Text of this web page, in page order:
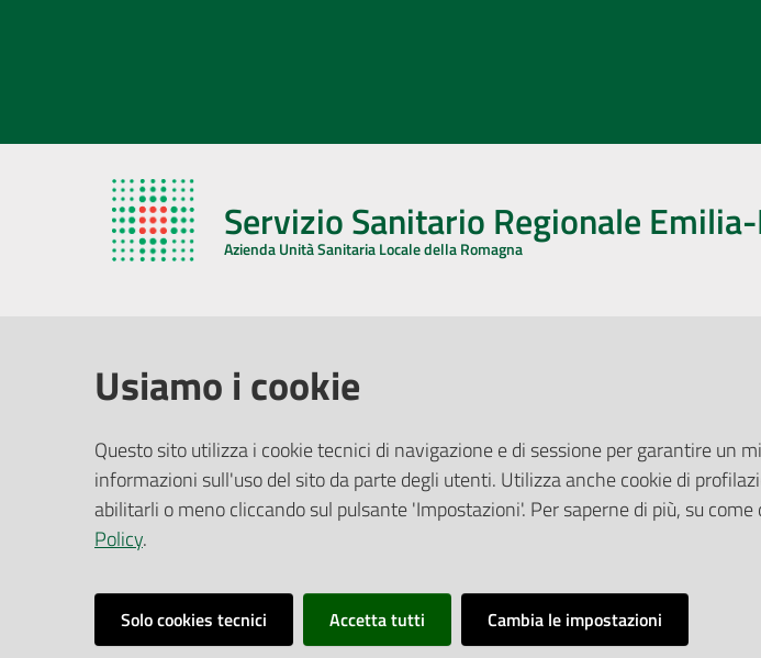
Servizio Sanitario Regionale
Azienda Unità Sanitaria Locale della Romagna
Via De Gasperi, 8 - 48121 Ravenna (RA)
CF/P.IVA:02483810392
PEC:
azienda@pec.auslromagna.it
Ufficio Relazioni con il Pubblico
Riferimenti per la Stampa
Usiamo i cookie
Questo sito utilizza i cookie tecnici di navigazione e di sessione per garantire un
informazioni sull'uso del sito da parte degli utenti. Utilizza anche cookie di
abilitarli o meno cliccando sul pulsante 'Impostazioni'. Per saperne di più, su
Policy.
Solo cookies tecnici Accetta tutti Cambia le impostazioni